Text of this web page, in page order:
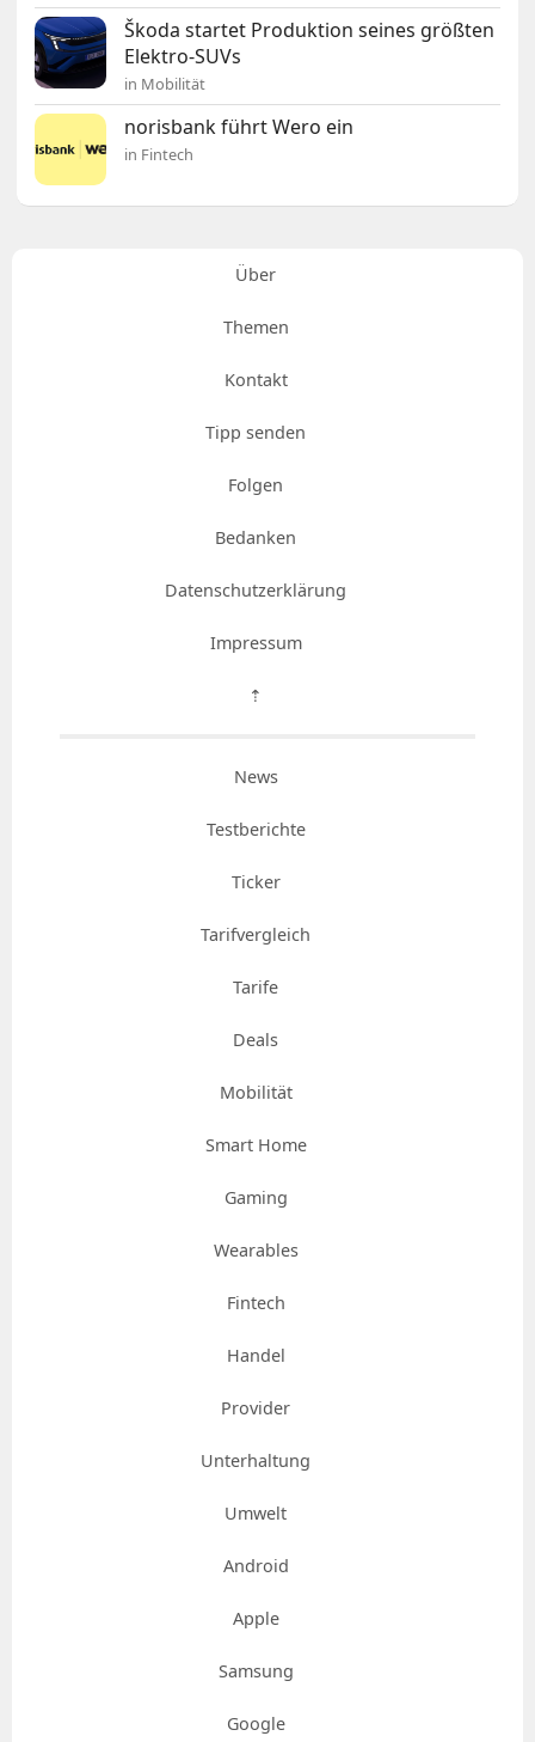
Škoda startet Produktion seines größten
Elektro-SUVs
in Mobilität
norisbank führt Wero ein
in Fintech
Über
Themen
Kontakt
Tipp senden
Folgen
Bedanken
Datenschutzerklärung
Impressum
⇡
News
Testberichte
Ticker
Tarifvergleich
Tarife
Deals
Mobilität
Smart Home
Gaming
Wearables
Fintech
Handel
Provider
Unterhaltung
Umwelt
Android
Apple
Samsung
Google